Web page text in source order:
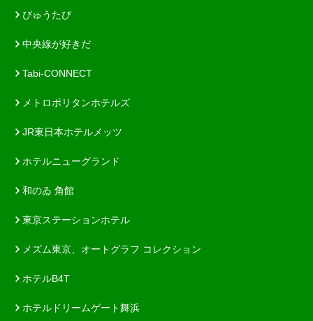
びゅうたび
中央線が好きだ
Tabi-CONNECT
メトロポリタンホテルズ
JR東日本ホテルメッツ
ホテルニューグランド
和のゐ 角館
東京ステーションホテル
メズム東京、オートグラフ コレクション
ホテルB4T
ホテルドリームゲート舞浜